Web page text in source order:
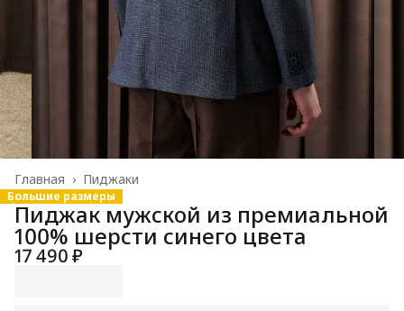
Пиджаки
Главная ›
Большие размеры
Пиджак мужской из премиальной
100% шерсти синего цвета
17 490 ₽